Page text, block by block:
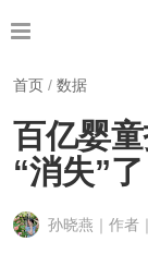
首页 / 数据
百亿婴
“消失”了
孙晓燕｜作者